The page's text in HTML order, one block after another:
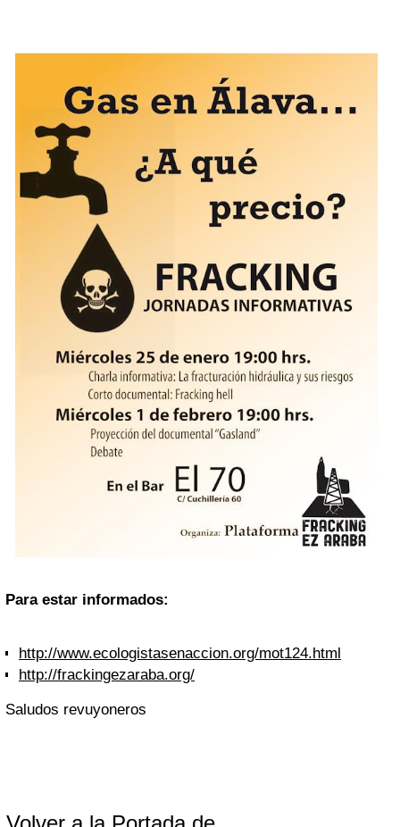
Para estar informados:
http://www.ecologistasenaccion.org/mot124.html
http://frackingezaraba.org/
Saludos revuyoneros